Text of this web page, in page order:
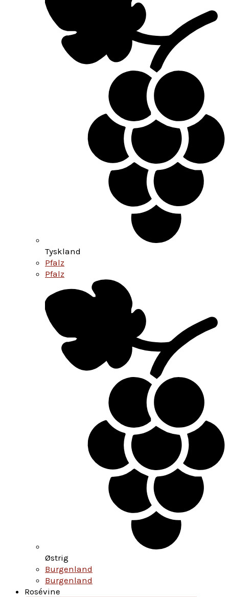
Tyskland
Pfalz
Pfalz
Østrig
Burgenland
Burgenland
Rosévine